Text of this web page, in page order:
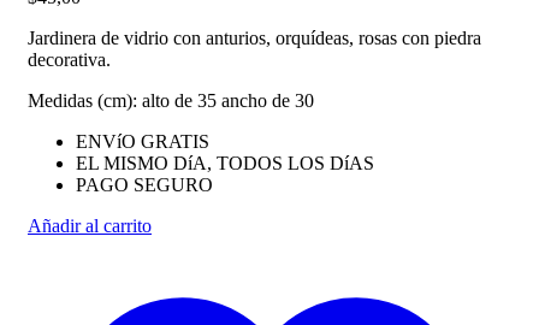
Jardinera de vidrio con anturios, orquídeas, rosas con piedra
decorativa.
Medidas (cm): alto de 35 ancho de 30
ENVíO GRATIS
EL MISMO DíA, TODOS LOS DíAS
PAGO SEGURO
Añadir al carrito